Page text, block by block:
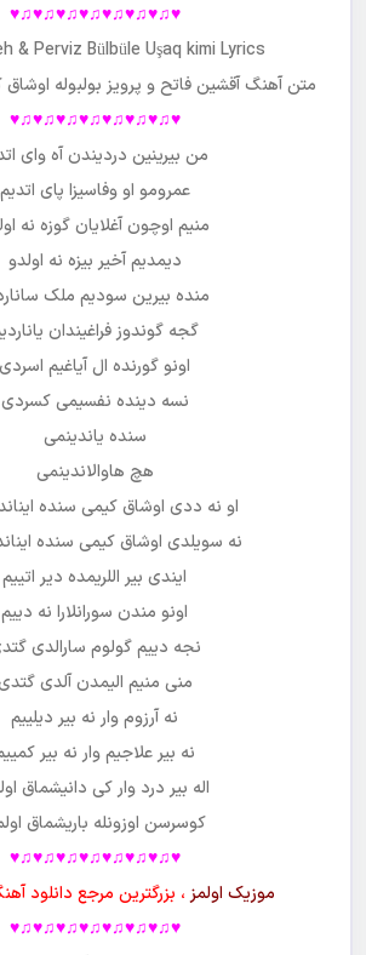
♥♫♥♫♥♫♥♫♥♫♥♫♥♫♥
& Perviz Bülbüle Uşaq kimi Lyrics
متن آهنگ آقشین فاتح و پرویز بولبوله
♥♫♥♫♥♫♥♫♥♫♥♫♥♫♥
من بیرینین دردیندن آه وای
عمرومو او وفاسیزا پای اتدیم
منیم اوچون آغلایان گوزه نه
دیمدیم آخیر بیزه نه اولدو
منده بیرین سودیم ملک
گجه گوندوز فراغیندان
اونو گورنده ال آیاغیم اسردی
نسه دینده نفسیمی کسردی
سنده یاندینمی
هچ هاوالاندینمی
او نه ددی اوشاق کیمی سنده
نه سویلدی اوشاق کیمی سنده
ایندی بیر اللریمده دیر اتییم
اونو مندن سورانلارا نه دییم
نجه دییم گولوم سارالدی
منی منیم الیمدن آلدی
نه آرزوم وار نه بیر دیلییم
نه بیر علاجیم وار نه بیر
اله بیر درد وار کی دانیشماق
کوسرسن اوزونله باریشماق
♥♫♥♫♥♫♥♫♥♫♥♫♥♫♥
موزیک اولمز ، بزرگترین مرجع دانلود
♥♫♥♫♥♫♥♫♥♫♥♫♥♫♥